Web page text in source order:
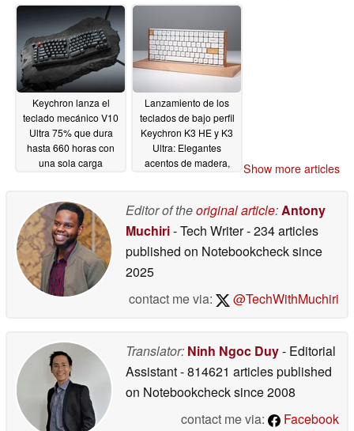
Keychron lanza el
teclado mecánico V10
Ultra 75% que dura
hasta 660 horas con
una sola carga
Lanzamiento de los
teclados de bajo perfil
Keychron K3 HE y K3
Ultra: Elegantes
acentos de madera,
bajos, totalmente
Kickstarted en cuestión
de horas02/18/2026
Show more articles
Editor of theoriginal article:Antony
Muchiri- Tech Writer- 234 articles
published on Notebookchecksince
2025
contact me via:
@TechWithMuchiri
Translator: Ninh Ngoc Duy- Editorial
Assistant- 814621 articles published
on Notebookchecksince 2008
contact me via:
Facebook